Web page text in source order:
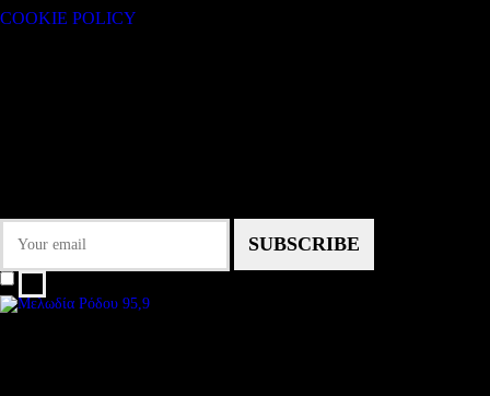
COOKIE POLICY